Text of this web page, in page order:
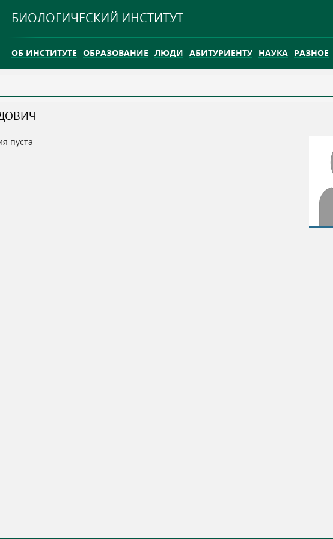
БИОЛОГИЧЕСКИЙ ИНСТИТУТ
ОБ ИНСТИТУТЕ ОБРАЗОВАНИЕ ЛЮДИ АБИТУРИЕНТУ НАУКА РАЗНОЕ
ТГУ ОТКРЫЛ ИССЛЕДОВАТЕЛЬСКУЮ СТАНЦИЮ НА ВАСЮГАНСКОМ БОЛОТЕ
пуста